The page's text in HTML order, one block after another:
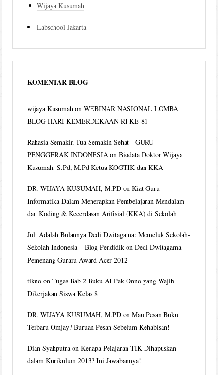
Wijaya Kusumah
Labschool Jakarta
KOMENTAR BLOG
wijaya Kusumah onWEBINAR NASIONAL LOMBA
BLOG HARI KEMERDEKAAN RI KE-81
Rahasia Semakin Tua Semakin Sehat - GURU
PENGGERAK INDONESIA onBiodata Doktor Wijaya
Kusumah, S.Pd, M.Pd Ketua KOGTIK dan KKA
DR. WIJAYA KUSUMAH, M.PD onKiat Guru
Informatika Dalam Menerapkan Pembelajaran Mendalam
dan Koding & Kecerdasan Arifisial (KKA) di Sekolah
Juli Adalah Bulannya Dedi Dwitagama: Memeluk Sekolah-
Sekolah Indonesia – Blog Pendidik onDedi Dwitagama,
Pemenang Guraru Award Acer 2012
tikno onTugas Bab 2 Buku AI Pak Onno yang Wajib
Dikerjakan Siswa Kelas 8
DR. WIJAYA KUSUMAH, M.PD onMau Pesan Buku
Terbaru Omjay? Buruan Pesan Sebelum Kehabisan!
Dian Syahputra onKenapa Pelajaran TIK Dihapuskan
dalam Kurikulum 2013? Ini Jawabannya!